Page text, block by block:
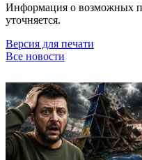
Информация о возможных
уточняется.
Версия для печати
Все новости